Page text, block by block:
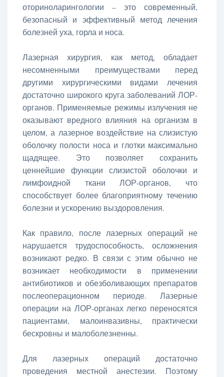
оториноларингологии – это современный,
безопасный и эффективный метод лечения
болезней уха, горла и носа.
Лазерная хирургия, как метод, обладает
несомненными преимуществами перед
другими хирургическими видами лечения
достаточно широкого круга заболеваний ЛОР-
органов. Применяемые режимы излучения не
оказывают вредного влияния на организм в
целом, а лазерное воздействие на слизистую
оболочку полости носа и глотки максимально
щадящее. Это позволяет сохранить
ценнейшие функции слизистой оболочки и
лимфоидной ткани ЛОР-органов, что
способствует более благоприятному течению
болезни и ускорению выздоровления.
Как правило, после лазерных операций не
нарушается трудоспособность, осложнения
возникают редко. В связи с этим обычно не
возникает необходимости в применении
антибиотиков и обезболивающих препаратов
послеоперационном периоде. Лазерные
операции на ЛОР-органах легко переносятся
пациентами, малоинвазивны, практически
бескровны и малоболезненны.
Для лазерных операций достаточно
проведения местной анестезии. Поэтому